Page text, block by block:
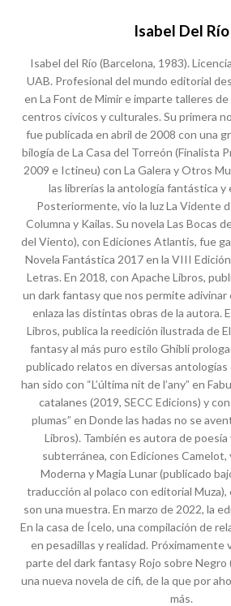
Isabel Del Río
Isabel del Río (Barcelona, 1983).
UAB. Profesional del mundo editorial
en La Font de Mimir e imparte talleres
centros cívicos y culturales. Su primera
fue publicada en abril de 2008 con una
bilogía de La Casa del Torreón (Finalista
2009 e Ictineu) con La Galera y Otros
las librerías la antología fantástica y
Posteriormente, vio la luz La Vidente
Columna y Kailas. Su novela Las Bocas
del Viento), con Ediciones Atlantis, fue
Novela Fantástica 2017 en la VIII
Letras. En 2018, con Apache Libros,
un dark fantasy que nos permite adivinar
enlaza las distintas obras de la autora.
Libros, publica la reedición ilustrada de
fantasy al más puro estilo Ghibli
publicado relatos en diversas
han sido con “L’última nit de l’any” en
catalanes (2019, SECC Edicions) y
plumas” en Donde las hadas no se
Libros). También es autora de poesía
subterránea, con Ediciones Camelot,
Moderna y Magia Lunar (publicado
traducción al polaco con editorial Muza),
son una muestra. En marzo de 2022, la
En la casa de Ícelo, una compilación de
en pesadillas y realidad. Próximamente
parte del dark fantasy Rojo sobre Negro
una nueva novela de cifi, de la que por
más.